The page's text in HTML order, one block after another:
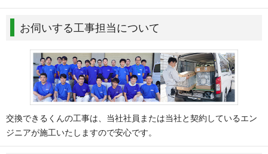
お伺いする工事担当について
交換できるくんの工事は、当社社員または当社と契約しているエン
ジニアが施工いたしますので安心です。